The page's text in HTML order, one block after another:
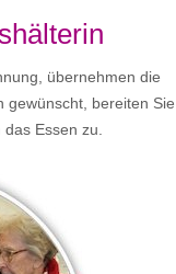
übernehmen die
gewünscht, bereiten Sie
Essen zu.